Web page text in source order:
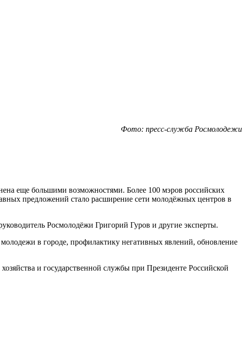
Фото: пресс-служба Росмолодежи
еще большими возможностями. Более 100 мэров российских
предложений стало расширение сети молодёжных центров в
Росмолодёжи Григорий Гуров и другие эксперты.
в городе, профилактику негативных явлений, обновление
и государственной службы при Президенте Российской